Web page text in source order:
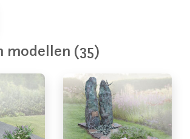
modellen (35)